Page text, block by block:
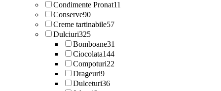
Condimente Pronat11
Conserve90
Creme tartinabile57
Dulciuri325
Bomboane31
Ciocolata144
Compoturi22
Drageuri9
Dulceturi36